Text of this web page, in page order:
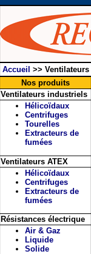
Accueil >>
Nos produits
Ventilateurs industriels
Hélicoïdaux
Centrifuges
Tourelles
Extracteurs de
fumées
Ventilateurs ATEX
Hélicoïdaux
Centrifuges
Extracteurs de
fumées
Résistances électrique
Air & Gaz
Liquide
Solide